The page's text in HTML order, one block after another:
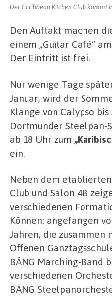
Der Caribbean Kitchen Club kommt
Den Auftakt machen
einem „Guitar Café“
Der Eintritt ist frei.
Nur wenige Tage
Januar, wird der
Klänge von Calypso
Dortmunder Steelpan-
ab 18 Uhr zum
ein.
Neben dem
Club und Salon 4B
verschiedenen
Können: angefangen
Jahren, die zusammen
Offenen
BÄNG Marching-Band
verschiedenen
BÄNG